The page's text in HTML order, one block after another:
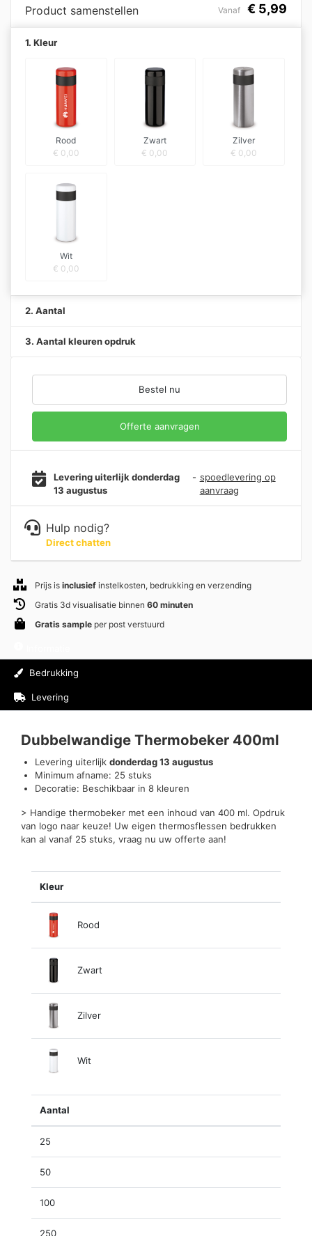
Product samenstellen Vanaf € 5,99
1. Kleur
Rood
€ 0,00
Zwart
€ 0,00
Zilver
€ 0,00
Wit
€ 0,00
2. Aantal
3. Aantal kleuren opdruk
Bestel nu
Offerte aanvragen
Levering uiterlijk donderdag
13 augustus
- spoedlevering op
aanvraag
Hulp nodig?
Direct chatten
Prijs is inclusief instelkosten, bedrukking en verzending
Gratis 3d visualisatie binnen 60 minuten
Gratis sample per post verstuurd
Bedrukking
Levering
Dubbelwandige Thermobeker 400ml
Levering uiterlijk donderdag 13 augustus
Minimum afname: 25 stuks
Decoratie: Beschikbaar in 8 kleuren
> Handige thermobeker met een inhoud van 400 ml. Opdruk
van logo naar keuze! Uw eigen thermosflessen bedrukken
kan al vanaf 25 stuks, vraag nu uw offerte aan!
Kleur
Rood
Zwart
Zilver
Wit
Aantal
25
50
100
250